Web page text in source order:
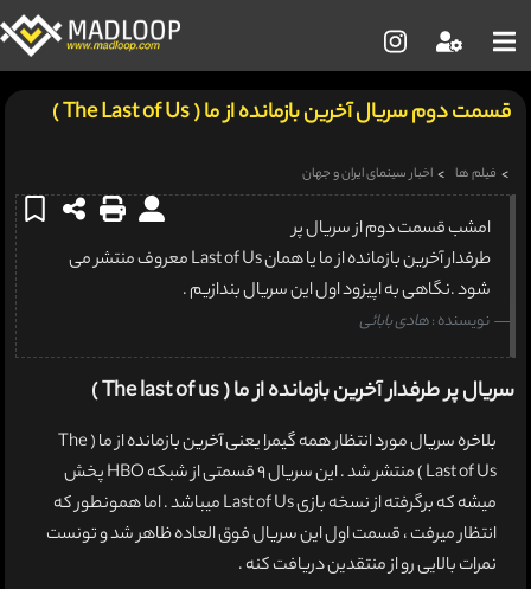
قسمت دوم سریال آخرین بازمانده از ما ( The Last of Us )
فیلم ها اخبار سینمای ایران و جهان
امشب قسمت دوم از سریال پر
طرفدار آخرین بازمانده از ما یا همان Last of Us معروف منتشر می
شود .نگاهی به اپیزود اول این سریال بندازیم .
نویسنده :هادی بابائی
سریال پر طرفدار آخرین بازمانده از ما ( The last of us )
بلاخره سریال مورد انتظار همه گیمرا یعنی آخرین بازمانده از ما ( The
Last of Us ) منتشر شد . این سریال 9 قسمتی از شبکه HBO پخش
میشه که برگرفته از نسخه بازی Last of Us میباشد . اما همونطور که
انتظار میرفت ، قسمت اول این سریال فوق العاده ظاهر شد و تونست
نمرات بالایی رو از منتقدین دریافت کنه .